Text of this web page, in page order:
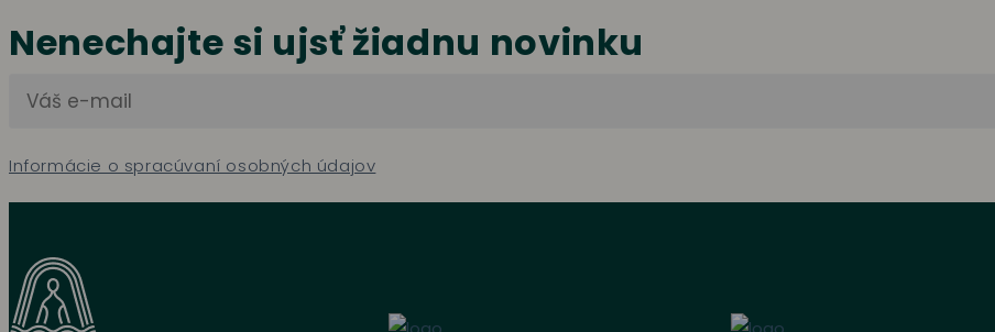
Nenechajte si ujsť žiadnu novinku
Informácie o spracúvaní osobných údajov